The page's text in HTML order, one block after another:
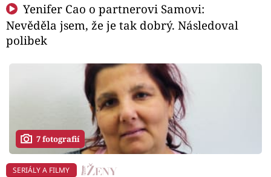
Yenifer Cao o partnerovi Samovi:
Nevěděla jsem, že je tak dobrý. Následoval
polibek
7 fotografií
SERIÁLY A FILMY